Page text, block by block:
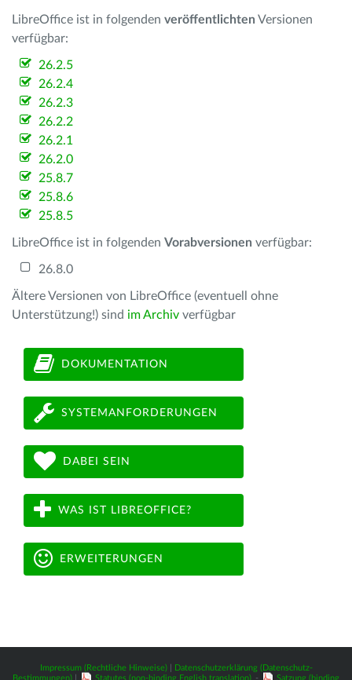
LibreOffice ist in folgenden veröffentlichten Versionen
verfügbar:
26.2.5
26.2.4
26.2.3
26.2.2
26.2.1
26.2.0
25.8.7
25.8.6
25.8.5
LibreOffice ist in folgenden Vorabversionen verfügbar:
26.8.0
Ältere Versionen von LibreOffice (eventuell ohne
Unterstützung!) sind im Archiv verfügbar
DOKUMENTATION
SYSTEMANFORDERUNGEN
DABEI SEIN
WAS IST LIBREOFFICE?
ERWEITERUNGEN
Impressum (Rechtliche Hinweise)|
Datenschutzerklärung (Datenschutz-
Bestimmungen)
Statutes (non-binding English translation) - Satzung (binding